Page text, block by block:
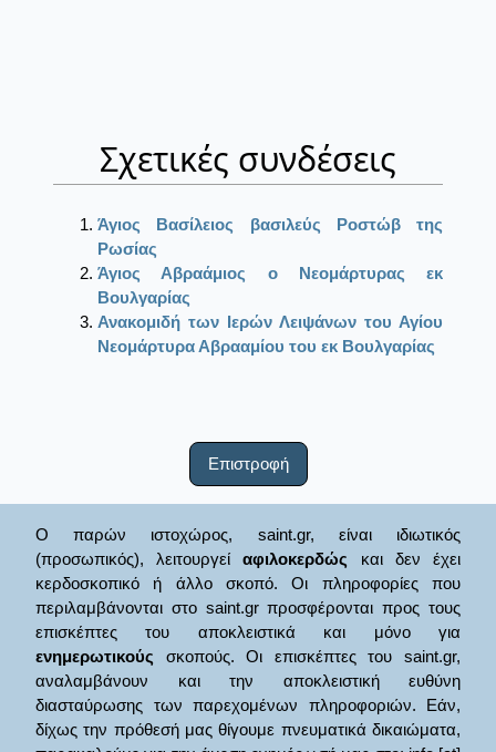
Σχετικές συνδέσεις
Άγιος Βασίλειος βασιλεύς Ροστώβ της
Ρωσίας
Άγιος Αβραάμιος ο Νεομάρτυρας εκ
Βουλγαρίας
Ανακομιδή των Ιερών Λειψάνων του Αγίου
Νεομάρτυρα Αβρααμίου του εκ Βουλγαρίας
Επιστροφή
Ο παρών ιστοχώρος, saint.gr, είναι ιδιωτικός
(προσωπικός), λειτουργείαφιλοκερδώς και δεν έχει
κερδοσκοπικό ή άλλο σκοπό. Οι πληροφορίες που
περιλαμβάνονται στο saint.gr προσφέρονται προς τους
επισκέπτες του αποκλειστικά και μόνο για
ενημερωτικούς σκοπούς. Οι επισκέπτες του saint.gr,
αναλαμβάνουν και την αποκλειστική ευθύνη
διασταύρωσης των παρεχομένων πληροφοριών. Εάν,
δίχως την πρόθεσή μας θίγουμε πνευματικά δικαιώματα,